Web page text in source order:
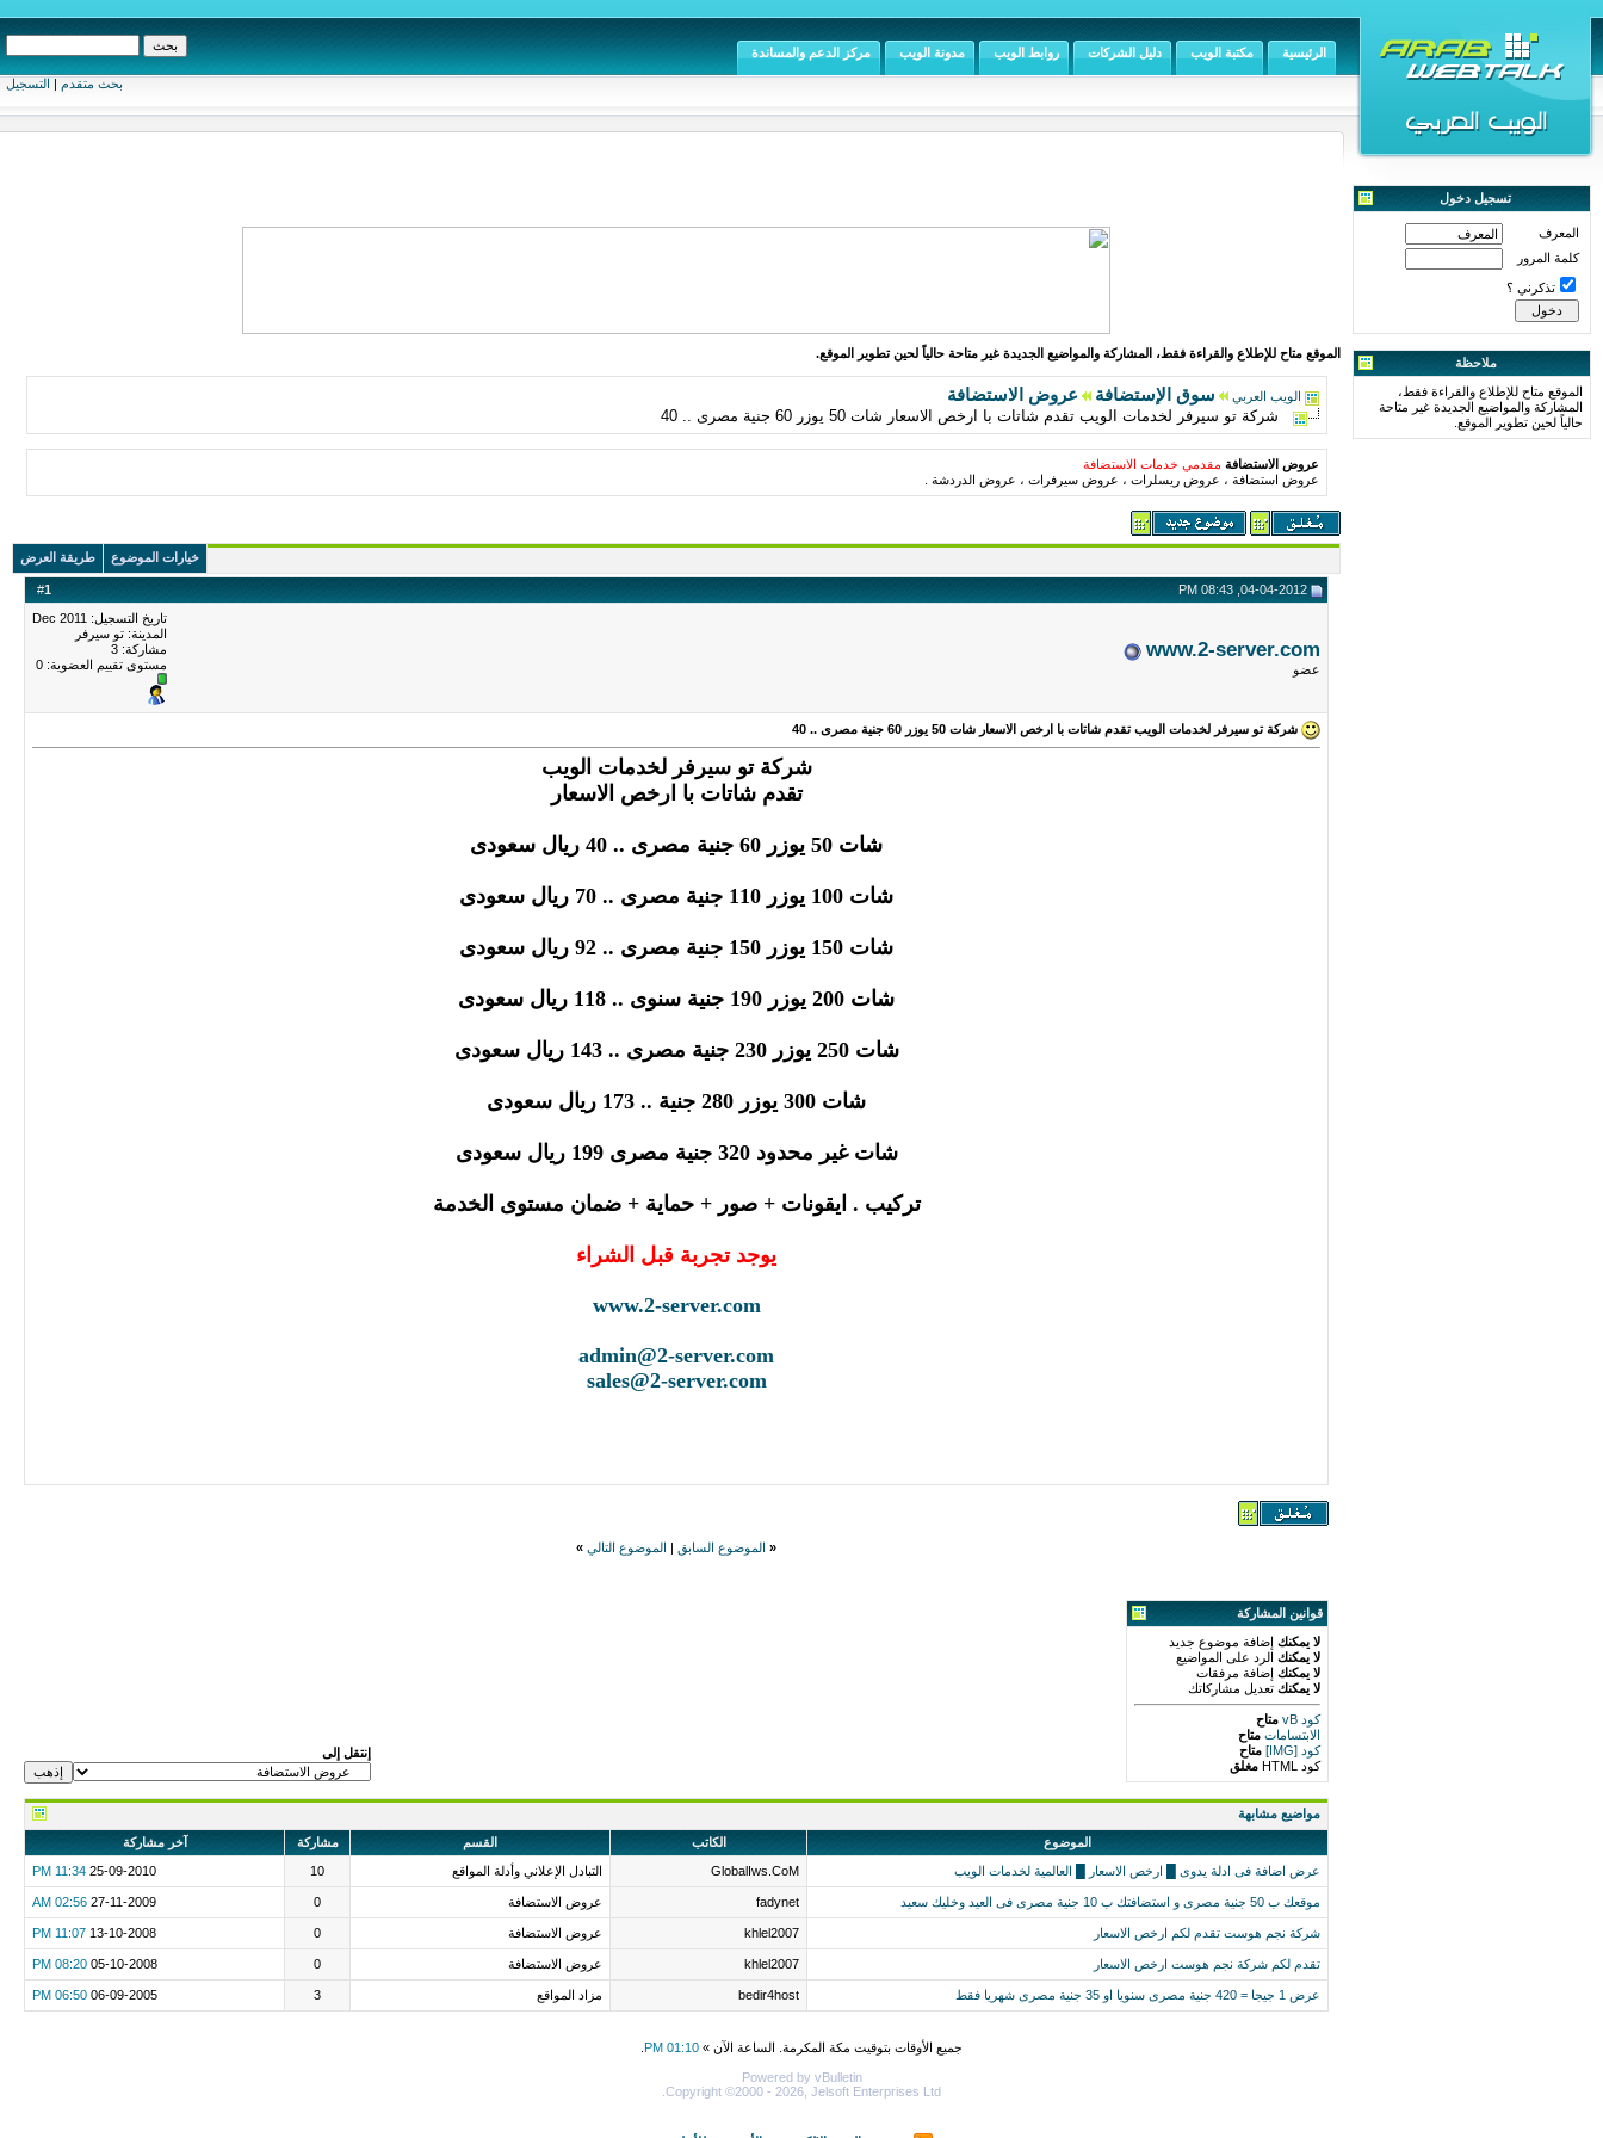
بحث متقدم | التسجيل
الرئيسية مكتبة الويب دليل الشركات روابط الويب مدونة الويب مركز الدعم والمساندة
تسجيل دخول
المعرف
كلمة المرور
تذكرني ؟
ملاحظة
الموقع متاح للإطلاع والقراءة فقط،
المشاركة والمواضيع الجديدة غير متاحة
حالياً لحين تطوير الموقع.
الموقع متاح للإطلاع والقراءة فقط، المشاركة والمواضيع الجديدة غير متاحة حالياً لحين تطوير الموقع.
الويب العربي سوق الإستضافة عروض الاستضافة
شركة تو سيرفر لخدمات الويب تقدم شاتات با ارخص الاسعار شات 50 يوزر 60 جنية مصرى .. 40
عروض الاستضافة مقدمي خدمات الاستضافة
عروض استضافة ، عروض ريسلرات ، عروض سيرفرات ، عروض الدردشة .
خيارات الموضوع طريقة العرض
#1
www.2-server.com
عضو
تاريخ التسجيل: Dec 2011
المدينة: تو سيرفر
مشاركة: 3
مستوى تقييم العضوية: 0
شركة تو سيرفر لخدمات الويب تقدم شاتات با ارخص الاسعار شات 50 يوزر 60 جنية مصرى .. 40
شركة تو سيرفر لخدمات الويب
تقدم شاتات با ارخص الاسعار
شات 50 يوزر 60 جنية مصرى .. 40 ريال سعودى
شات 100 يوزر 110 جنية مصرى .. 70 ريال سعودى
شات 150 يوزر 150 جنية مصرى .. 92 ريال سعودى
شات 200 يوزر 190 جنية سنوى .. 118 ريال سعودى
شات 250 يوزر 230 جنية مصرى .. 143 ريال سعودى
شات 300 يوزر 280 جنية .. 173 ريال سعودى
شات غير محدود 320 جنية مصرى 199 ريال سعودى
تركيب . ايقونات + صور + حماية + ضمان مستوى الخدمة
يوجد تجربة قبل الشراء
www.2-server.com
admin@2-server.com
sales@2-server.com
« الموضوع السابق الموضوع التالي »
قوانين المشاركة
لا يمكنك إضافة موضوع جديد
لا يمكنك الرد على المواضيع
لا يمكنك إضافة مرفقات
لا يمكنك تعديل مشاركاتك
كود vB
متاح
الابتسامات متاح
كود [IMG]
متاح
كود HTML
مغلق
إنتقل إلى
مواضيع مشابهة
الموضوع
الكاتب القسم مشاركة
آخر مشاركة
عرض اضافة فى ادلة يدوى █ ارخص الاسعار █ العالمية لخدمات الويب
GlobalIws.CoM التبادل الإعلاني وأدلة المواقع 10
25-09-2010
11:34 PM
موقعك ب 50 جنية مصرى و استضافتك ب 10 جنية مصرى فى العيد وخليك سعيد fadynet عروض الاستضافة 0
27-11-2009
02:56 AM
شركة نجم هوست تقدم لكم ارخص الاسعار khlel2007 عروض الاستضافة 0
13-10-2008
11:07 PM
تقدم لكم شركة نجم هوست ارخص الاسعار khlel2007 عروض الاستضافة 0
05-10-2008
08:20 PM
عرض 1 جيجا = 420 جنية مصرى سنويا او 35 جنية مصرى شهريا فقط bedir4host مزاد المواقع 3
06-09-2005
06:50 PM
جميع الأوقات بتوقيت مكة المكرمة. الساعة الآن » 01:10 PM
Powered by vBulletin
Copyright ©2000 - 2026, Jelsoft Enterprises Ltd.